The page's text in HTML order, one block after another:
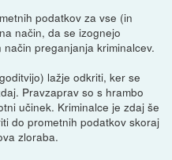
podatkov za vse (in
način, da se izognejo
preganjanja kriminalcev.
lažje odkriti, ker se
Pravzaprav so s hrambo
učinek. Kriminalce je zdaj še
do prometnih podatkov skoraj
zloraba.